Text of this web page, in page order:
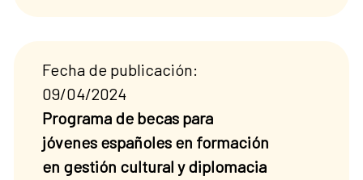
Fecha de publicación:
09/04/2024
Programa de becas para
jóvenes españoles en formación
en gestión cultural y diplomacia